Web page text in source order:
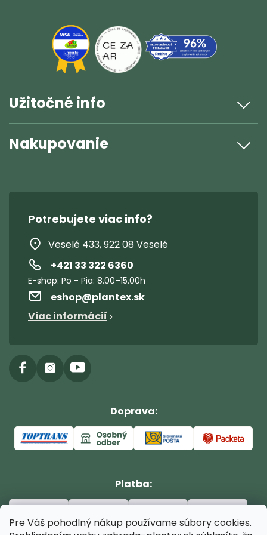
Pre Váš pohodlný nákup používame súbory cookies.
Užitočné info
Nakupovanie
Potrebujete viac info?
Veselé 433, 922 08 Veselé
eshop@plantex.sk
+421 33 322 6360
Viac informácií
Doprava:
Platba: